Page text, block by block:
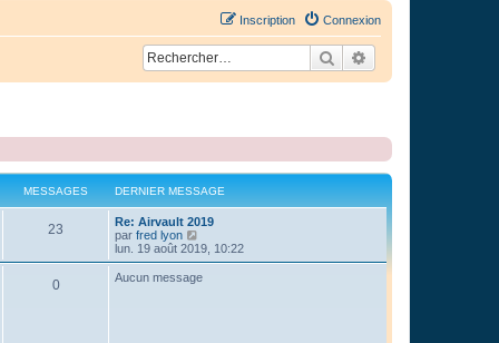
Connexion
Inscription
Rechercher
MESSAGES DERNIER MESSAGE
23
Re: Airvault 2019
par fred lyon
o
n
s
lun. 19 août 2019, 10:22
0 Aucun message